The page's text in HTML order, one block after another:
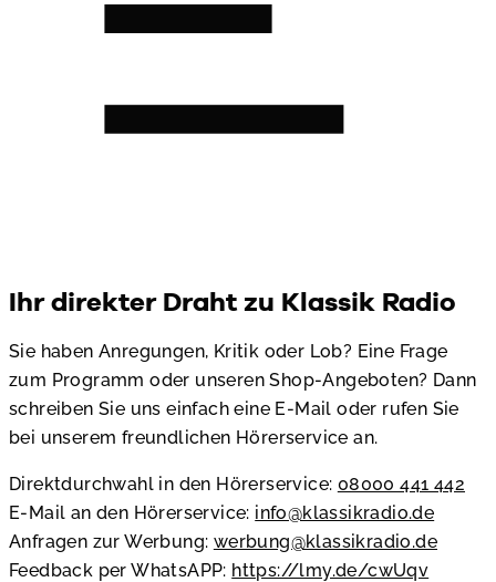
Ihr direkter Draht zu Klassik Radio
Sie haben Anregungen, Kritik oder Lob? Eine Frage
zum Programm oder unseren Shop-Angeboten? Dann
schreiben Sie uns einfach eine E-Mail oder rufen Sie
bei unserem freundlichen Hörerservice an.
Direktdurchwahl in den Hörerservice: 08000 441 442
E-Mail an den Hörerservice: info@klassikradio.de
Anfragen zur Werbung: werbung@klassikradio.de
Feedback per WhatsAPP: https://lmy.de/cwUqv